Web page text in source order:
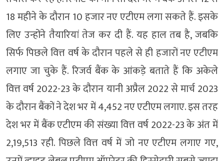
18 महीने के दौरान 10 हजार नए एटीएम लगा सकते हैं. इसके
लिए उन्होंने तैयारियां तेज कर दी हैं. यह हाल तब है, जबकि
सिर्फ पिछले वित्त वर्ष के दौरान पहले से ही हजारों नए एटीएम
लगाए जा चुके हैं. रिजर्व बैंक के आंकड़े बताते हैं कि अकेले
वित्त वर्ष 2022-23 के दौरान यानी अप्रैल 2022 से मार्च 2023
के दौरान बैंकों ने देश भर में 4,452 नए एटीएम लगाए. इस तरह
देश भर में बैंक एटीएम की संख्या वित्त वर्ष 2022-23 के अंत में
2,19,513 रही. पिछले वित्त वर्ष में जो नए एटीएम लगाए गए,